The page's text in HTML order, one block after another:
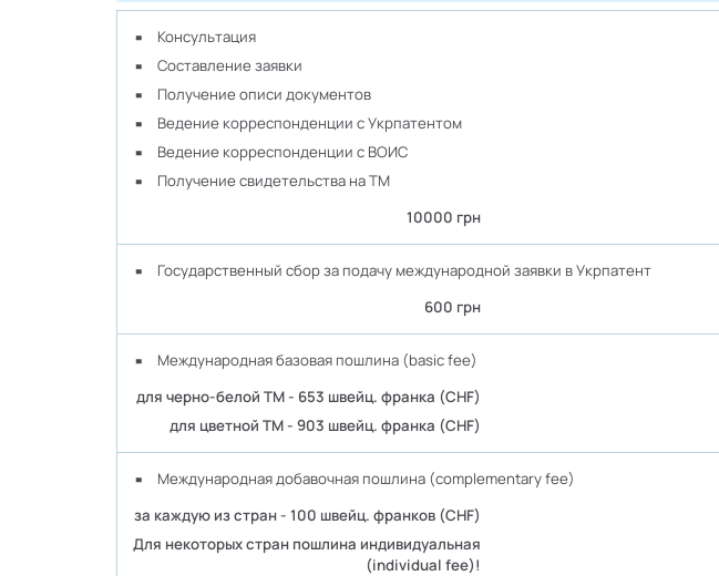
Консультация
Составление заявки
Получение описи документов
Ведение корреспонденции с Укрпатентом
Ведение корреспонденции с ВОИС
Получение свидетельства на ТМ
10000 грн
Государственный сбор за подачу международной заявки в Укрпатент
600 грн
Международная базовая пошлина (basic fee)
для черно-белой ТМ - 653 швейц. франка (CHF)
для цветной ТМ - 903 швейц. франка (CHF)
Международная добавочная пошлина (complementary fee)
за каждую из стран - 100 швейц. франков (CHF)
Для некоторых стран пошлина индивидуальная
(individual fee)!